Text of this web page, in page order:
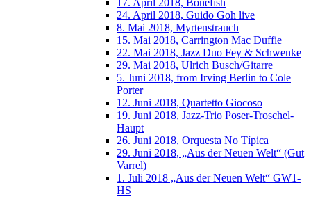
24. April 2018, Guido Goh live
8. Mai 2018, Myrtenstrauch
15. Mai 2018, Carrington Mac Duffie
22. Mai 2018, Jazz Duo Fey & Schwenke
29. Mai 2018, Ulrich Busch/Gitarre
5. Juni 2018, from Irving Berlin to Cole
Porter
12. Juni 2018, Quartetto Giocoso
19. Juni 2018, Jazz-Trio Poser-Troschel-
Haupt
26. Juni 2018, Orquesta No Típica
29. Juni 2018, „Aus der Neuen Welt“ (Gut
Varrel)
1. Juli 2018 „Aus der Neuen Welt“ GW1-
HS